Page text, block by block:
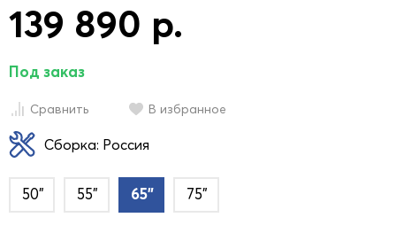
139 890 р.
Под заказ
Сравнить В избранное
Сборка: Россия
50" 55" 65" 75"